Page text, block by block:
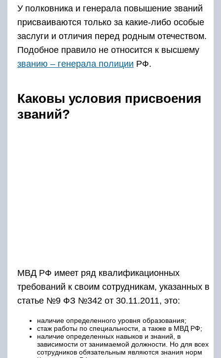
У полковника и генерала повышение званий
присваиваются только за какие-либо особые
заслуги и отличия перед родным отечеством.
Подобное правило не относится к высшему
званию – генерала полиции РФ.
Каковы условия присвоения
званий?
МВД РФ имеет ряд квалификационных
требований к своим сотрудникам, указанных в
статье №9 ФЗ №342 от 30.11.2011, это:
наличие определенного уровня образования;
стаж работы по специальности, а также в МВД РФ;
наличие определенных навыков и знаний, в
зависимости от занимаемой должности. Но для всех
сотрудников обязательным являются знания норм